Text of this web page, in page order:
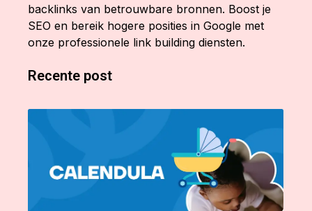
backlinks van betrouwbare bronnen. Boost je
SEO en bereik hogere posities in Google met
onze professionele link building diensten.
Recente post